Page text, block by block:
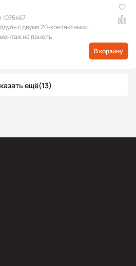
1075467
с двумя 20-контактными
на панель
В корзину
ещё(13)